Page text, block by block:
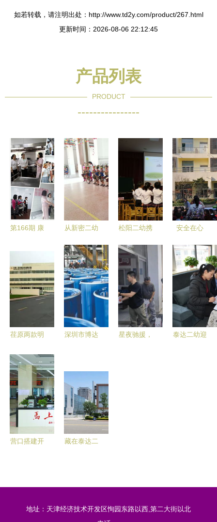
如若转载，请注明出处：http://www.td2y.com/product/267.html
更新时间：2026-08-06 22:12:45
产品列表
PRODUCT
----------------
第166期 康
掠影
从新密二幼
二幼 一次
充满探索的
幼小衔接之
旅
松阳二幼携
师工作室
聚焦核心经
验 赋能教
学能力提升
安全在心
成长——历
下二幼与泰
达二幼携手
共筑平安校
园新篇章
荏原两款明
中国节能周
助力泰达二
幼打造绿色
校园新标杆
深圳市博达
制品的专业
供应商
星夜驰援，
泰达二幼迎
营口搭建开
践，以泰达
藏在泰达二
地址：天津经济技术开发区恂园东路以西,第二大街以北